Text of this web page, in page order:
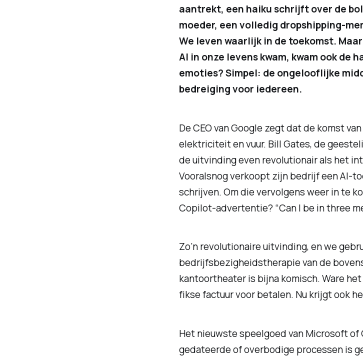
aantrekt, een haiku schrijft over de
moeder, een volledig dropshipping-
We leven waarlijk in de toekomst.
AI in onze levens kwam, kwam ook de
emoties? Simpel: de ongelooflijke
bedreiging voor iedereen.
De CEO van Google zegt dat de komst
elektriciteit en vuur. Bill Gates, de
de uitvinding even revolutionair als het
Vooralsnog verkoopt zijn bedrijf een AI-
schrijven. Om die vervolgens weer in te
Copilot-advertentie? “Can I be in three
Zo’n revolutionaire uitvinding, en we
bedrijfsbezigheidstherapie van de
kantoortheater is bijna komisch. Ware
fikse factuur voor betalen. Nu krijgt ook
Het nieuwste speelgoed van Microsoft of
gedateerde of overbodige processen is